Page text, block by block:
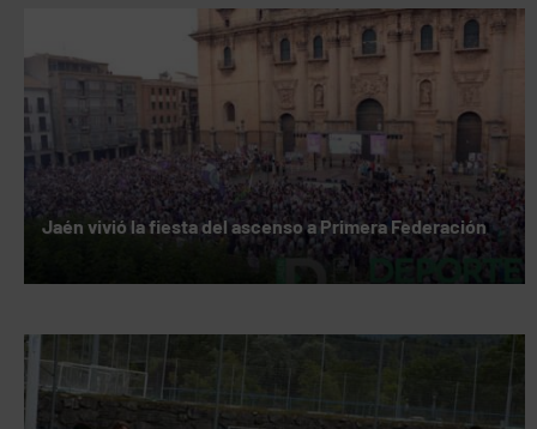
Jaén vivió la fiesta del ascenso a Primera Federación